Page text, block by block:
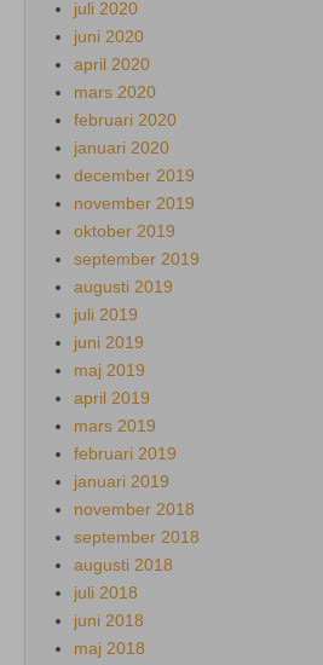
juli 2020
juni 2020
april 2020
mars 2020
februari 2020
januari 2020
december 2019
november 2019
oktober 2019
september 2019
augusti 2019
juli 2019
juni 2019
maj 2019
april 2019
mars 2019
februari 2019
januari 2019
november 2018
september 2018
augusti 2018
juli 2018
juni 2018
maj 2018